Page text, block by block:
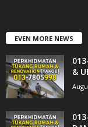
EVEN MORE NEWS
&